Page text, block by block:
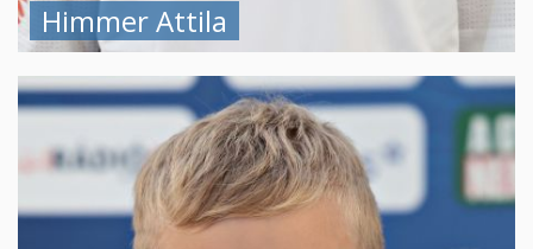
Himmer Attila